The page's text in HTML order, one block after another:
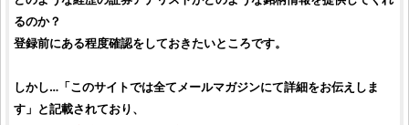
るのか？
登録前にある程度確認をしておきたいところです。
しかし…「このサイトでは全てメールマガジンにて詳細をお伝えしま
す」と記載されており、